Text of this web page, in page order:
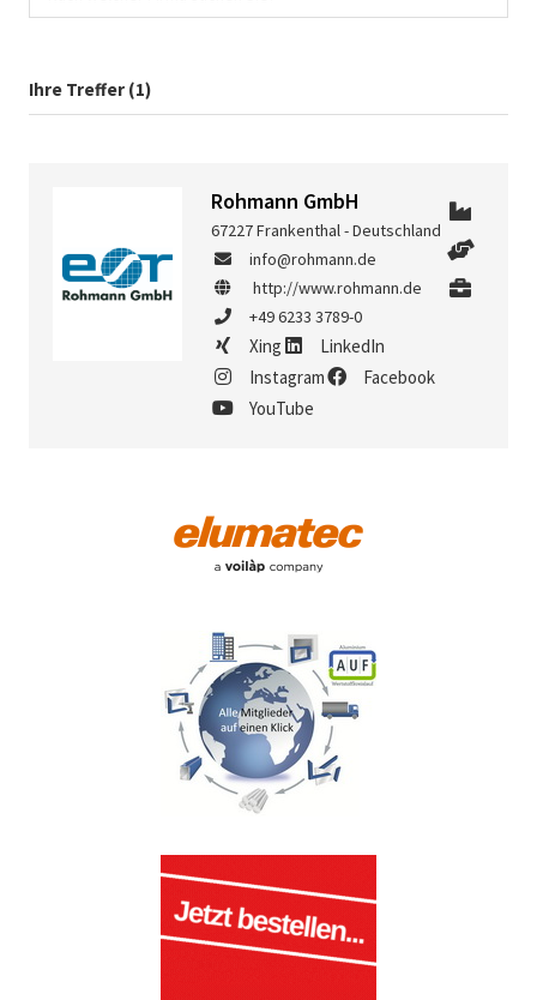
Ihre Treffer (1)
Rohmann GmbH
67227 Frankenthal - Deutschland
info@rohmann.de
http://www.rohmann.de
+49 6233 3789-0
Xing
LinkedIn
Instagram
Facebook
YouTube